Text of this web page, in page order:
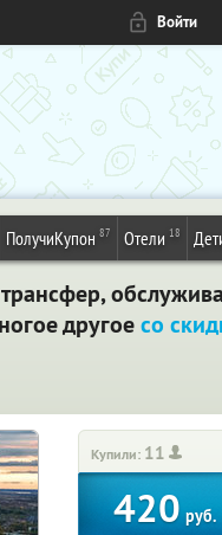
Войти
ПолучиКупон 87 Отели 18
другоесо
Купили: 11
420 руб.